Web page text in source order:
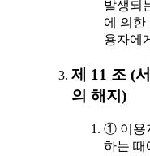
발생되
에 의한
용자에
제 11 조 (
의 해지)
① 이용
하는 때